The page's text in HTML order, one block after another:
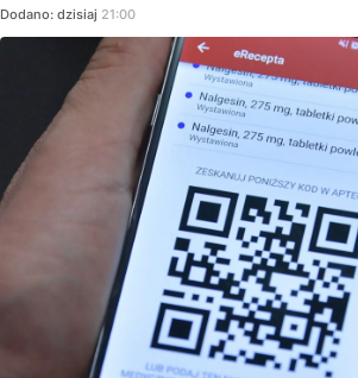
Dodano: dzisiaj 21:00